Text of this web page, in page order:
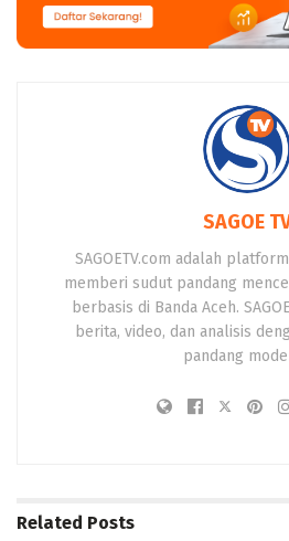
SAGOE
SAGOETV.com adalah
memberi sudut pandang
berbasis di Banda Aceh.
berita, video, dan analisis
pandang
Related Posts